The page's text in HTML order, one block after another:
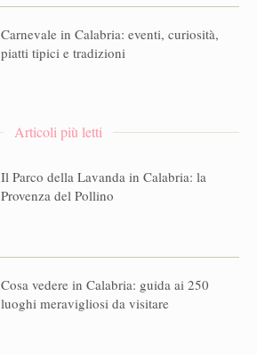
Carnevale in Calabria: eventi, curiosità,
piatti tipici e tradizioni
Articoli più letti
Il Parco della Lavanda in Calabria: la
Provenza del Pollino
Cosa vedere in Calabria: guida ai 250
luoghi meravigliosi da visitare